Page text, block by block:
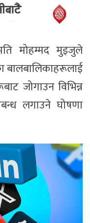
मोहम्मद मुइजुले
बालबालिकाहरूलाई
जोगाउन विभिन्न
लगाउने घोषणा